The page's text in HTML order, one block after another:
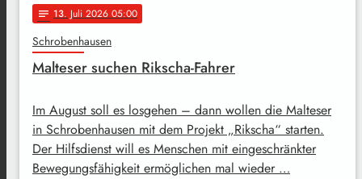
notes 13. Juli 2026 05:00
Schrobenhausen
Malteser suchen Rikscha-Fahrer
Im August soll es losgehen – dann wollen die Malteser
in Schrobenhausen mit dem Projekt „Rikscha“ starten.
Der Hilfsdienst will es Menschen mit eingeschränkter
Bewegungsfähigkeit ermöglichen mal wieder …